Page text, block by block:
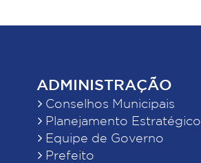
ADMINISTRAÇÃO
Conselhos Municipais
Planejamento Estratégico
Equipe de Governo
Prefeito